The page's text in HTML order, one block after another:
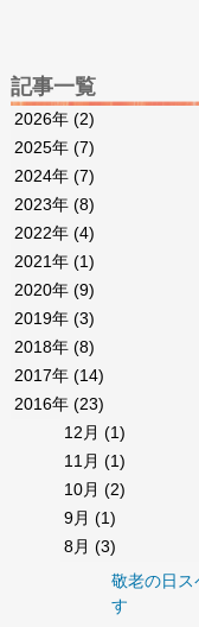
記事一覧
2026年 (2)
2025年 (7)
2024年 (7)
2023年 (8)
2022年 (4)
2021年 (1)
2020年 (9)
2019年 (3)
2018年 (8)
2017年 (14)
2016年 (23)
12月(1)
11月(1)
10月(2)
9月(1)
8月(3)
敬老の日
す